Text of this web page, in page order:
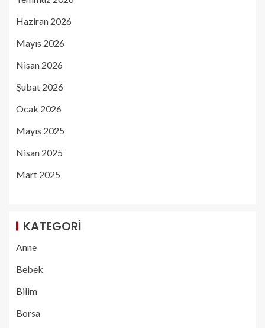
Haziran 2026
Mayıs 2026
Nisan 2026
Şubat 2026
Ocak 2026
Mayıs 2025
Nisan 2025
Mart 2025
KATEGORI
Anne
Bebek
Bilim
Borsa